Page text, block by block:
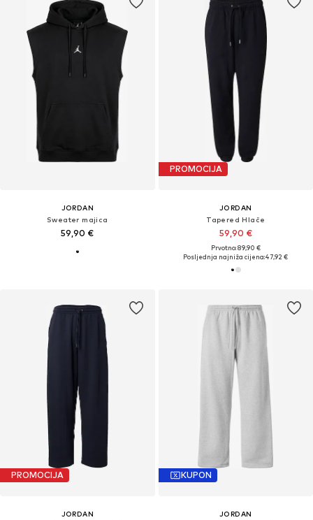
JORDAN
Sweater majica
59,90 €
PROMOCIJA
JORDAN
Tapered Hlače
59,90 €
Prvotno: 89,90 €
Posljednja najniža cijena:47,92 €
PROMOCIJA
JORDAN
KUPON
JORDAN